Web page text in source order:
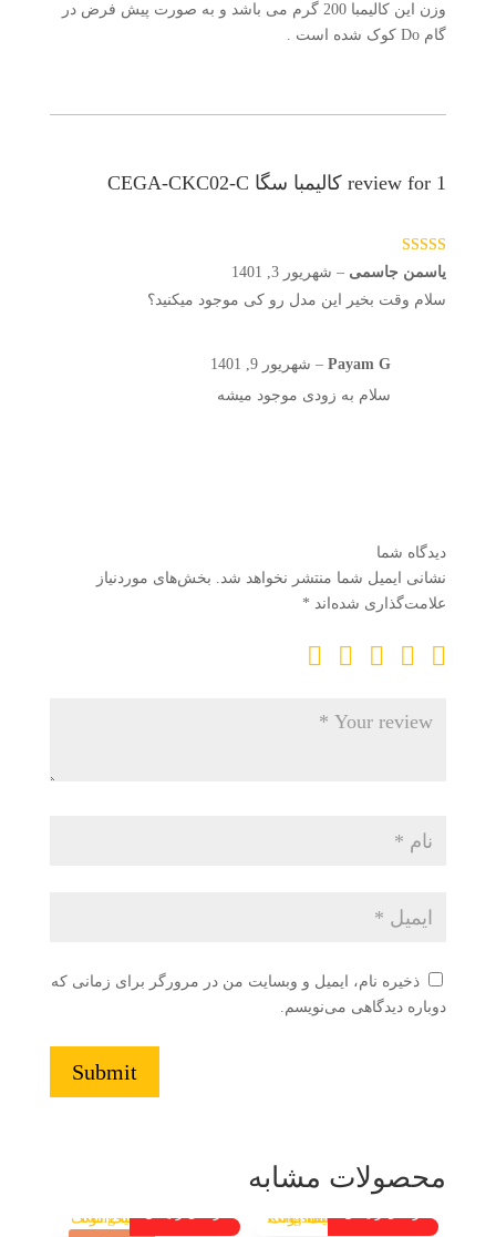
وزن این کالیمبا 200 گرم می باشد و به صورت پیش فرض در
گام Do کوک شده است .
1 review for کالیمبا سگا CEGA-CKC02-C
نمره4 از
5
یاسمن جاسمی – شهریور 3, 1401
سلام وقت بخیر این مدل رو کی موجود میکنید؟
Payam G
– شهریور 9, 1401
سلام به زودی موجود میشه
دیدگاه شما
نشانی ایمیل شما منتشر نخواهد شد. بخش‌های موردنیاز
علامت‌گذاری شده‌اند *
ذخیره نام، ایمیل و وبسایت من در مرورگر برای زمانی که
دوباره دیدگاهی می‌نویسم.
Submit
محصولات مشابه